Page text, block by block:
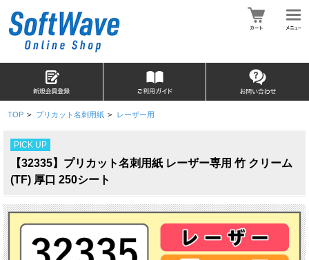
TOP > プリカット名刺用紙 > レーザー用
PICK UP
【32335】プリカット名刺用紙 レーザー専用 竹 クリーム
(TF) 厚口 250シート